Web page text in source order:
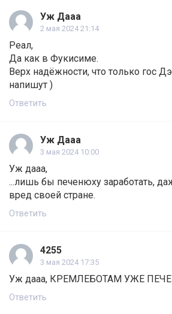
Уж Дааа
2 мая 2024 21:14
Реал,
Да как в Фукисиме.
Верх надёжности, что только гос
напишут )
Ответить
Уж Дааа
3 мая 2024 10:00
Уж дааа,
...лишь бы печенюху заработать,
вред своей стране.
Ответить
4255
3 мая 2024 17:35
Уж дааа, КРЕМЛЕБОТАМ УЖЕ
Ответить